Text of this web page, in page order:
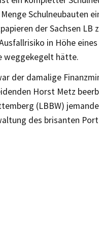
Schulneubauten
der Sachsen
in Höhe
weggekegelt hätte.
der damalige
Horst Metz
(LBBW)
des brisanten